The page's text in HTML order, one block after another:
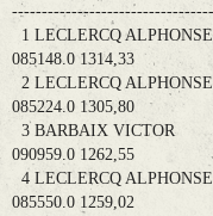
1 LECLERCQ
085148.0 1314,33
2 LECLERCQ
085224.0 1305,80
3 BARBAIX VICTOR
090959.0 1262,55
4 LECLERCQ
085550.0 1259,02